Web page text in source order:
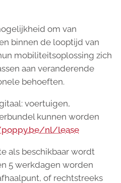
om van
binnen de looptijd van
mobiliteitsoplossing zich
aan veranderende
behoeften.
voertuigen,
kunnen worden
nl/lease
als beschikbaar wordt
5 werkdagen worden
of rechtstreeks